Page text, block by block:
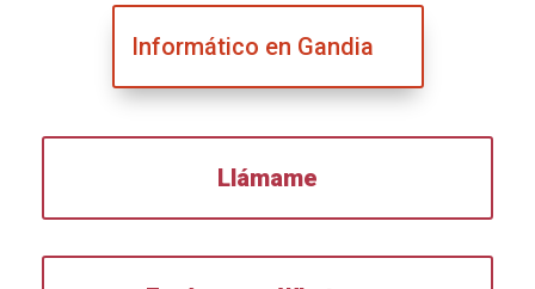
Informático en Gandia
Llámame